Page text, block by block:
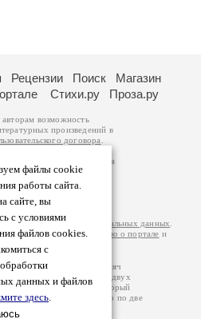
файлы cookie
работы сайта.
сайте, вы
с условиями
файлов cookies.
с
данных и файлов
здесь.
Рецензии Поиск
Магазин
Стихи.ру Проза.ру
возможность
произведений в
договора
принадлежат авторам
произведений возможна
вы можете
Ответственность за
самостоятельно на
законодательства
обработки персональных данных
подробнуюинформацию о портале и
– порядка 200 тысяч
просматривают более двух
посещаемости, который
В каждой графе указано по две
посетителей.